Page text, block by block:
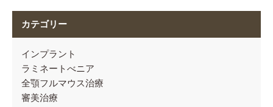
カテゴリー
インプラント
ラミネートべニア
全顎フルマウス治療
審美治療